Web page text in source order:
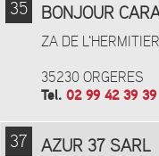
35 BONJOUR
ZA DE
35230 ORGERES
Tel. 02 99 42 39 39
37 AZUR 37 SARL